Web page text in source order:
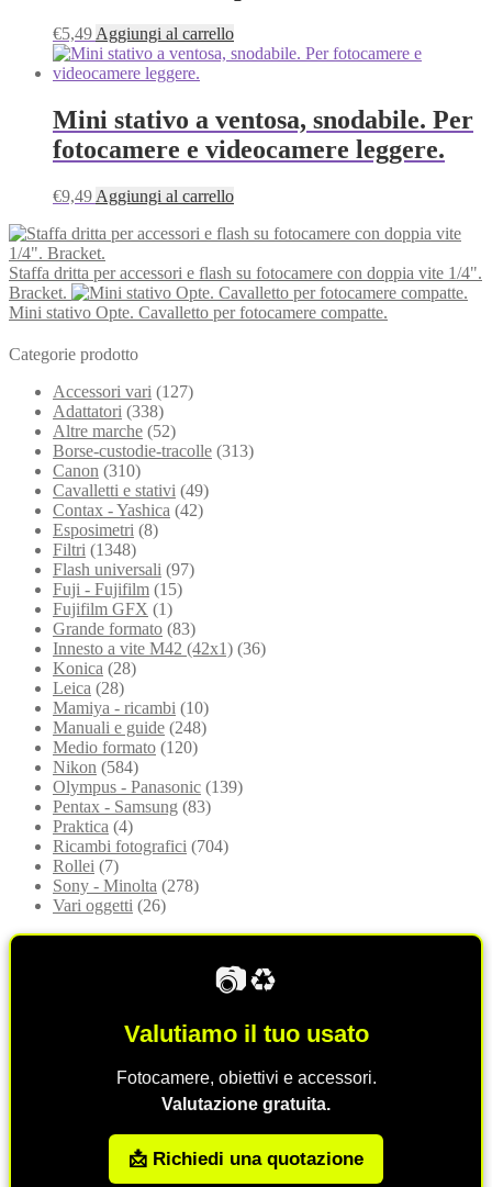
€5,49 Aggiungi al carrello
Mini stativo a ventosa, snodabile. Per
fotocamere e videocamere leggere.
€9,49 Aggiungi al carrello
Staffa dritta per accessori e flash su fotocamere con doppia vite 1/4".
Bracket.
Mini stativo Opte. Cavalletto per fotocamere compatte.
Categorie prodotto
Accessori vari (127)
Adattatori (338)
Altre marche (52)
Borse-custodie-tracolle (313)
Canon (310)
Cavalletti e stativi (49)
Contax - Yashica (42)
Esposimetri (8)
Filtri (1348)
Flash universali (97)
Fuji - Fujifilm (15)
Fujifilm GFX (1)
Grande formato (83)
Innesto a vite M42 (42x1) (36)
Konica (28)
Leica (28)
Mamiya - ricambi (10)
Manuali e guide (248)
Medio formato (120)
Nikon (584)
Olympus - Panasonic (139)
Pentax - Samsung (83)
Praktica (4)
Ricambi fotografici (704)
Rollei (7)
Sony - Minolta (278)
Vari oggetti (26)
📷♻️
Valutiamo il tuo usato
Fotocamere, obiettivi e accessori.
Valutazione gratuita.
📩 Richiedi una quotazione